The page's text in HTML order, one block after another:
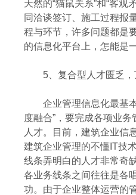
天然的“猫鼠关系”和“客
同洽谈签订、施工过程报
程与环节，许多问题都是
的信息化平台上，怎能是
5、复合型人才匮乏，
企业管理信息化最基本
度融合”，要完成各项业
人才。目前，建筑企业信
建筑企业管理的不懂IT技
线条弄明白的人才非常奇
各业务线条之间往往是各
功。由于企业整体运营的